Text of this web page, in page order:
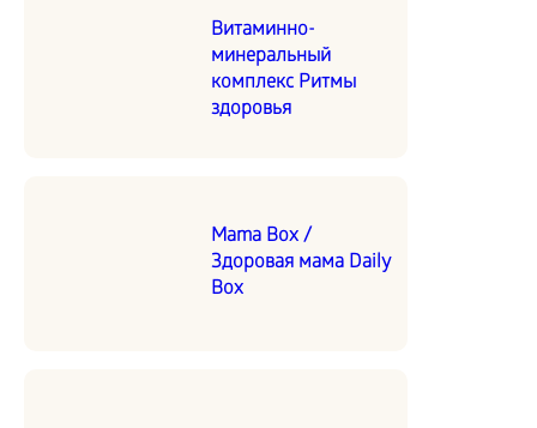
Витаминно-
минеральный
комплекс Ритмы
здоровья
Mama Box /
Здоровая мама Daily
Box